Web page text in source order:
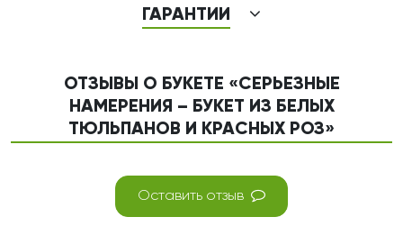
ГАРАНТИИ
ОТЗЫВЫ О БУКЕТЕ «СЕРЬЕЗНЫЕ
НАМЕРЕНИЯ – БУКЕТ ИЗ БЕЛЫХ
ТЮЛЬПАНОВ И КРАСНЫХ РОЗ»
Оставить отзыв